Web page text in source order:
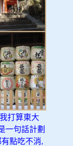
打算東大
一句話計劃
點吃不消,